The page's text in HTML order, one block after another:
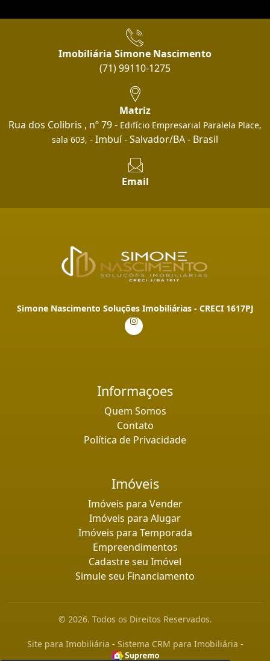
Imobiliária Simone Nascimento
(71) 99110-1275
Matriz
Rua dos Colibris , nº 79 - Edifício Empresarial Paralela Place,
sala 603, - Imbuí - Salvador/BA - Brasil
Email
Simone Nascimento Soluções Imobiliárias - CRECI 1617PJ
Informaçoes
Quem Somos
Contato
Política de Privacidade
Imóveis
Imóveis para Vender
Imóveis para Alugar
Imóveis para Temporada
Empreendimentos
Cadastre seu Imóvel
Simule seu Financiamento
© 2026. Todos os Direitos Reservados.
Site para Imobiliária - Sistema CRM para Imobiliária -